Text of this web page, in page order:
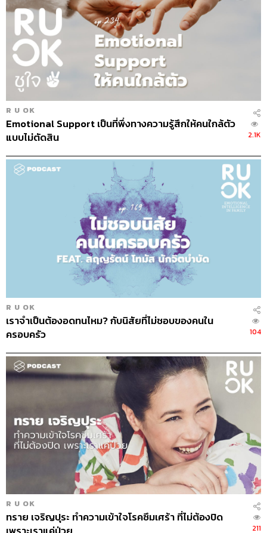
2. อยากหยุดแต่หยุดไม่ได้ระหว่างทำงานก็แอบช้อปปิ้ง
ออนไลน์อยู่ตลอดเวลา กดสั่งซื้อโดยควบคุมตัวเองไม่ได้ แถม
ตกเย็นเข้าห้างสรรพสินค้าก็ยังซื้อแหลกด้วยความรู้สึกแค่ว่า
‘ของมันต้องมี’ และที่ชัดเจนที่สุดคือระหว่างช้อปก็จะเต็มไป
ด้วยความรู้สึกผิด
แต่ไม่สามารถหยุดยั้งความอยากซื้อที่อยู่
ข้างในได้เลย
3. ไม่มีเงิน แต่ก็ยังจะช้อป
เฉพาะบัตรเครดิตที่ทุกวันนี้ใช้ง่ายขึ้นมาก และพอไม่ต้องใช้
ธนบัตร ก็จะไม่รู้สึกถึงน้ำหนักของเงินที่จ่ายออกไป จะราคา
บางๆ ใบนั้น
จะจัดการตัวเองอย่างไรเมื่อเริ่มรู้ว่าเสพติ
ดการช้อปปิ้ง
‘ความรู้สึกว่าตัวเองยังดีไม่พอ’ และ ‘ความอยากได้อะไรมา
เติมเต็ม’ เป็นธรรมชาติของมนุษย์ เพียงแต่ต้องระลึกอยู่เสมอ
ว่า การช้อปปิ้งไม่ใช่ทางเลือกเดียวในการเติมเต็ม ลองนึก
ย้อนกลับไปถึงการช้อปปิ้งทุกครั้งของเราว่า ที่ซื้อมาทั้งหมด
นั่นเราต้องการมันจริงๆ หรือเปล่า หรือเพียงแค่ไม่สามารถ
ยับยั้งความอยากที่จะซื้อได้
เพราะนั่นไม่ใช่การเติมที่ถูกต้อง
ยิ่งเติมกลับยิ่งขาดด้วยซ้ำ
เมื่อเราขาด เราจะรู้สึกว่ามันโหว่หรือมีรอยรั่ว ลอง
จินตนาการว่าตัวเราเหมือนโหลใสๆ ใบหนึ่ง ถ้าเราไม่รู้ว่า
รอยโหว่มันอยู่ตรงไหน เหมือนที่เราไม่รู้ว่าจริงๆ เราโหวง
ด้วยเรื่องอะไร เติมเท่าไรมันก็ไม่เต็ม
การช้อปปิ้งมันเหมือนการเทน้ำลงไปในโหลรั่ว
เทลงไปเท่าไรก็หาย เราก็เลยต้องเติมลงไป
เรื่อยๆ ไม่หยุด
R U OK
Emotional Support เป็นที่พึ่งทางความรู้สึกให้คนใกล้ตัว
แบบไม่ตัดสิน
2.1K
R U OK
เราจำเป็นต้องอดทนไหม? กับนิสัยที่ไม่ชอบของคนใน
ครอบครัว
104
R U OK
ทราย เจริญปุระ ทำความเข้าใจโรคซึมเศร้า ที่ไม่ต้องปิด
211